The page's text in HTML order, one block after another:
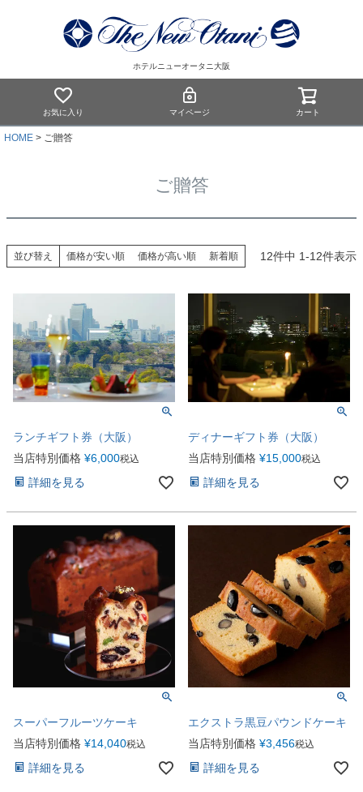
ホテルニューオータニ大阪
お気に入り マイページ カート
HOME ご贈答
ご贈答
並び替え 価格が安い順 価格が高い順 新着順 12件中 1-12件表示
ランチギフト券（大阪）
当店特別価格 ¥6,000税込
詳細を見る
ディナーギフト券（大阪）
当店特別価格 ¥15,000税込
詳細を見る
スーパーフルーツケーキ
当店特別価格 ¥14,040税込
詳細を見る
エクストラ黒豆パウンドケーキ
当店特別価格 ¥3,456税込
詳細を見る